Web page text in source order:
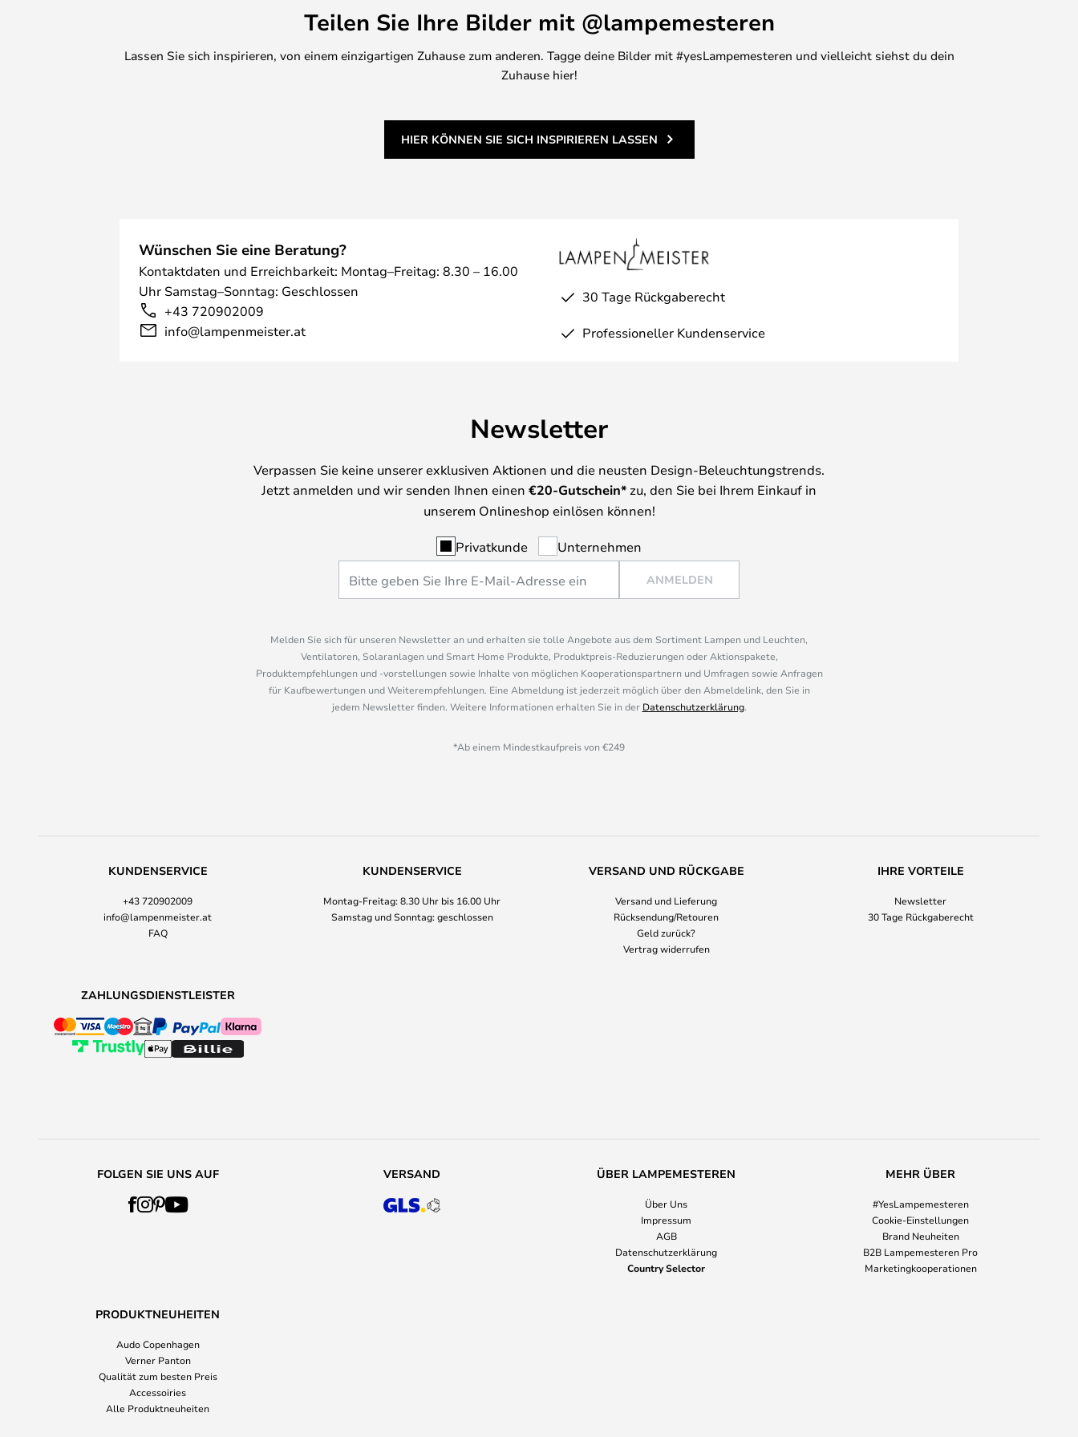
Teilen Sie Ihre Bilder mit @lampemesteren
Lassen Sie sich inspirieren, von einem einzigartigen Zuhause zum anderen. Tagge deine Bilder mit #yesLampemesteren und vielleicht siehst du dein
Zuhause hier!
HIER KÖNNEN SIE SICH INSPIRIEREN LASSEN
Wünschen Sie eine Beratung?
Kontaktdaten und Erreichbarkeit: Montag–Freitag: 8.30 – 16.00
Uhr Samstag–Sonntag: Geschlossen
+43 720902009
info@lampenmeister.at
30 Tage Rückgaberecht
Professioneller Kundenservice
Newsletter
Verpassen Sie keine unserer exklusiven Aktionen und die neusten Design-Beleuchtungstrends.
Jetzt anmelden und wir senden Ihnen einen €20-Gutschein* zu, den Sie bei Ihrem Einkauf in
unserem Onlineshop einlösen können!
Privatkunde Unternehmen
ANMELDEN
Melden Sie sich für unseren Newsletter an und erhalten sie tolle Angebote aus dem Sortiment Lampen und Leuchten,
Ventilatoren, Solaranlagen und Smart Home Produkte, Produktpreis-Reduzierungen oder Aktionspakete,
Produktempfehlungen und -vorstellungen sowie Inhalte von möglichen Kooperationspartnern und Umfragen sowie Anfragen
für Kaufbewertungen und Weiterempfehlungen. Eine Abmeldung ist jederzeit möglich über den Abmeldelink, den Sie in
jedem Newsletter finden. Weitere Informationen erhalten Sie in der Datenschutzerklärung.
*Ab einem Mindestkaufpreis von €249
KUNDENSERVICE
+43 720902009
info@lampenmeister.at
FAQ
KUNDENSERVICE
Montag-Freitag: 8.30 Uhr bis 16.00 Uhr
Samstag und Sonntag: geschlossen
VERSAND UND RÜCKGABE
Versand und Lieferung
Rücksendung/Retouren
Geld zurück?
Vertrag widerrufen
IHRE VORTEILE
Newsletter
30 Tage Rückgaberecht
ZAHLUNGSDIENSTLEISTER
FOLGEN SIE UNS AUF VERSAND ÜBER LAMPEMESTEREN
Über Uns
Impressum
AGB
Datenschutzerklärung
Country Selector
MEHR ÜBER
#YesLampemesteren
Cookie-Einstellungen
Brand Neuheiten
B2B Lampemesteren Pro
Marketingkooperationen
PRODUKTNEUHEITEN
Audo Copenhagen
Verner Panton
Qualität zum besten Preis
Accessoiries
Alle Produktneuheiten